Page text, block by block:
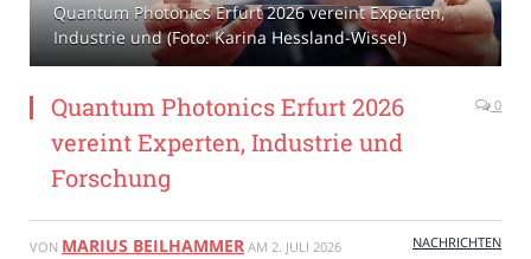
Quantum Photonics Erfurt 2026 vereint Experten,
Industrie und (Foto: Karina Hessland-Wissel)
Quantum Photonics Erfurt 2026
vereint Experten, Industrie und
Forschung
0
VON MARIUS BEILHAMMER AM 2. JULI 2026 NACHRICHTEN